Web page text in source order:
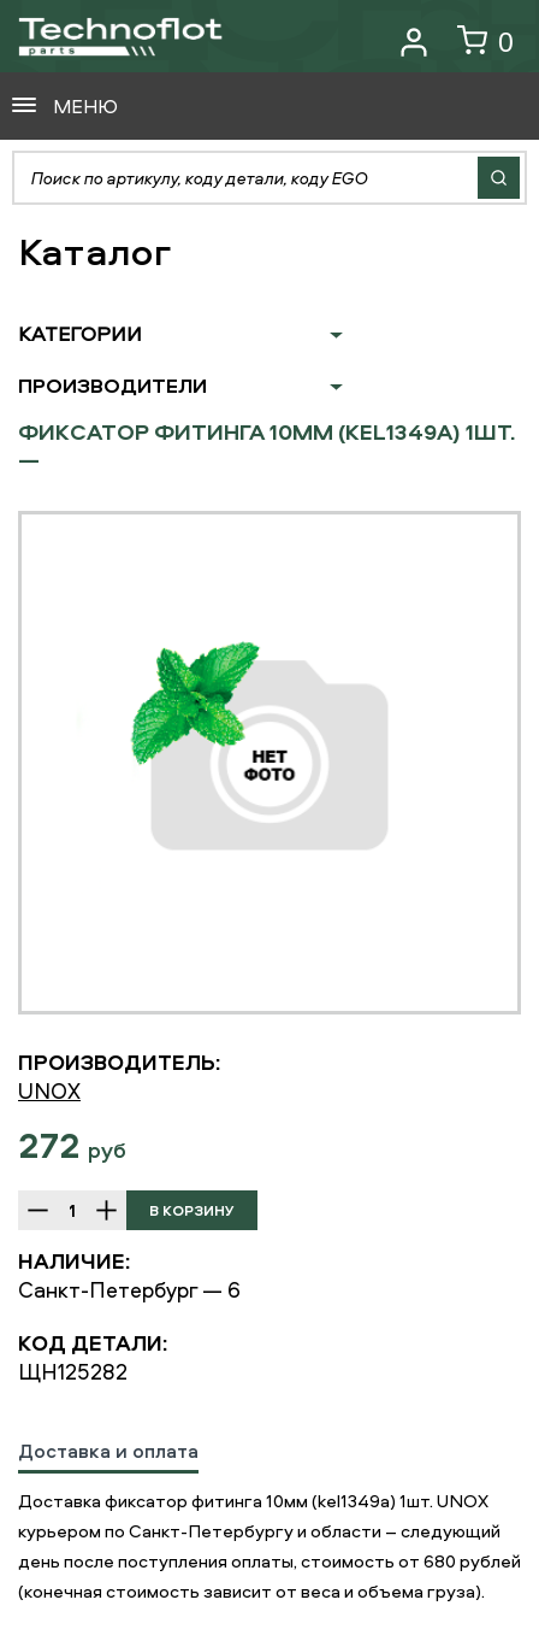
0
МЕНЮ
Каталог
КАТЕГОРИИ
ПРОИЗВОДИТЕЛИ
ФИКСАТОР ФИТИНГА 10ММ (KEL1349A) 1ШТ.
—
ПРОИЗВОДИТЕЛЬ:
UNOX
272 руб
НАЛИЧИЕ:
Санкт-Петербург — 6
КОД ДЕТАЛИ:
ЩН125282
Доставка и оплата
Доставка фиксатор фитинга 10мм (kel1349a) 1шт. UNOX
курьером по Санкт-Петербургу и области – следующий
день после поступления оплаты, стоимость от 680 рублей
(конечная стоимость зависит от веса и объема груза).